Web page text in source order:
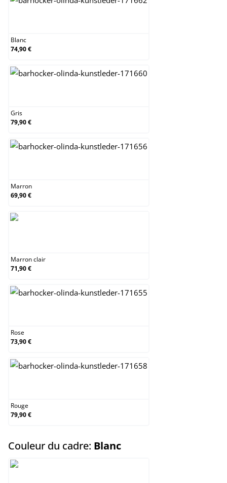
Blanc
74,90 €
Gris
79,90 €
Marron
69,90 €
Marron clair
71,90 €
Rose
73,90 €
Rouge
79,90 €
Couleur du cadre: Blancselect